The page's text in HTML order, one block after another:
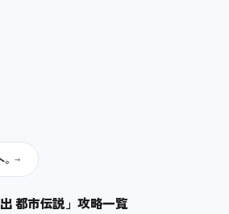
都市伝説」攻略一覧